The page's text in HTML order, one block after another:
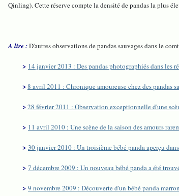
Qinling). Cette réserve compte la densité de pandas la plus
A lire :D'autres observations de pandas sauvages dans le
> 14 janvier 2013 : Des pandas photographiés dans les
>8 avril 2011 : Chronique amoureuse chez des pandas
>28 février 2011 : Observation exceptionnelle d'une
> 11 avril 2010 : Une scène de la saison des amours
> 30 janvier 2010 : Un troisième bébé panda aperçu
> 7 décembre 2009 : Un nouveau bébé panda a été
> 9 novembre 2009 : Découverte d'un bébé panda